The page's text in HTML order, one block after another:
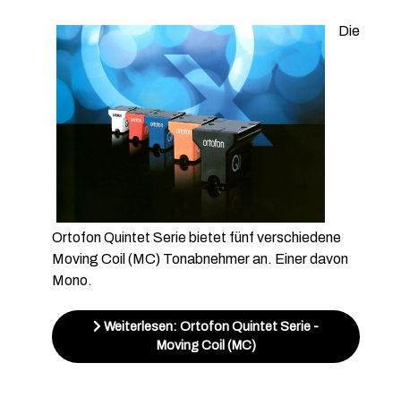
Die
Ortofon Quintet Serie bietet fünf verschiedene
Moving Coil (MC) Tonabnehmer an. Einer davon
Mono.
Weiterlesen: Ortofon Quintet Serie -
Moving Coil (MC)